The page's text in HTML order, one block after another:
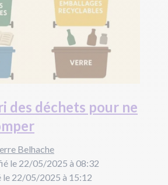
des déchets pour ne
Belhache
le 22/05/2025 à 08:32
le 22/05/2025 à 15:12